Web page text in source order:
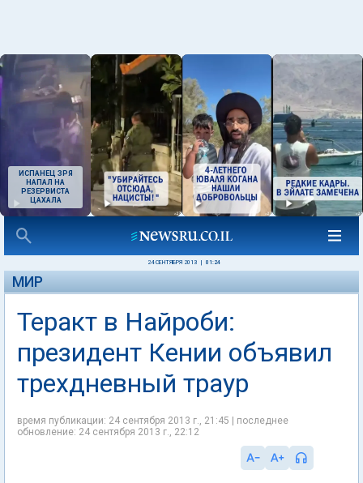
ИСПАНЕЦ ЗРЯ
НАПАЛ НА
РЕЗЕРВИСТА
ЦАХАЛА
24 СЕНТЯБРЯ 2013 01:24
МИР
Теракт в Найроби:
президент Кении объявил
трехдневный траур
время публикации: 24 сентября 2013 г., 21:45 | последнее
обновление: 24 сентября 2013 г., 22:12